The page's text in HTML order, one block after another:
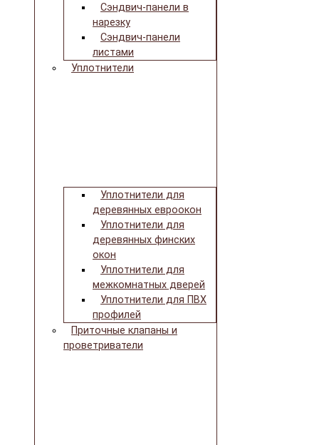
Сэндвич-панели в
нарезку
Сэндвич-панели
листами
Уплотнители
Уплотнители для
деревянных евроокон
Уплотнители для
деревянных финских
окон
Уплотнители для
межкомнатных дверей
Уплотнители для ПВХ
профилей
Приточные клапаны и
проветриватели